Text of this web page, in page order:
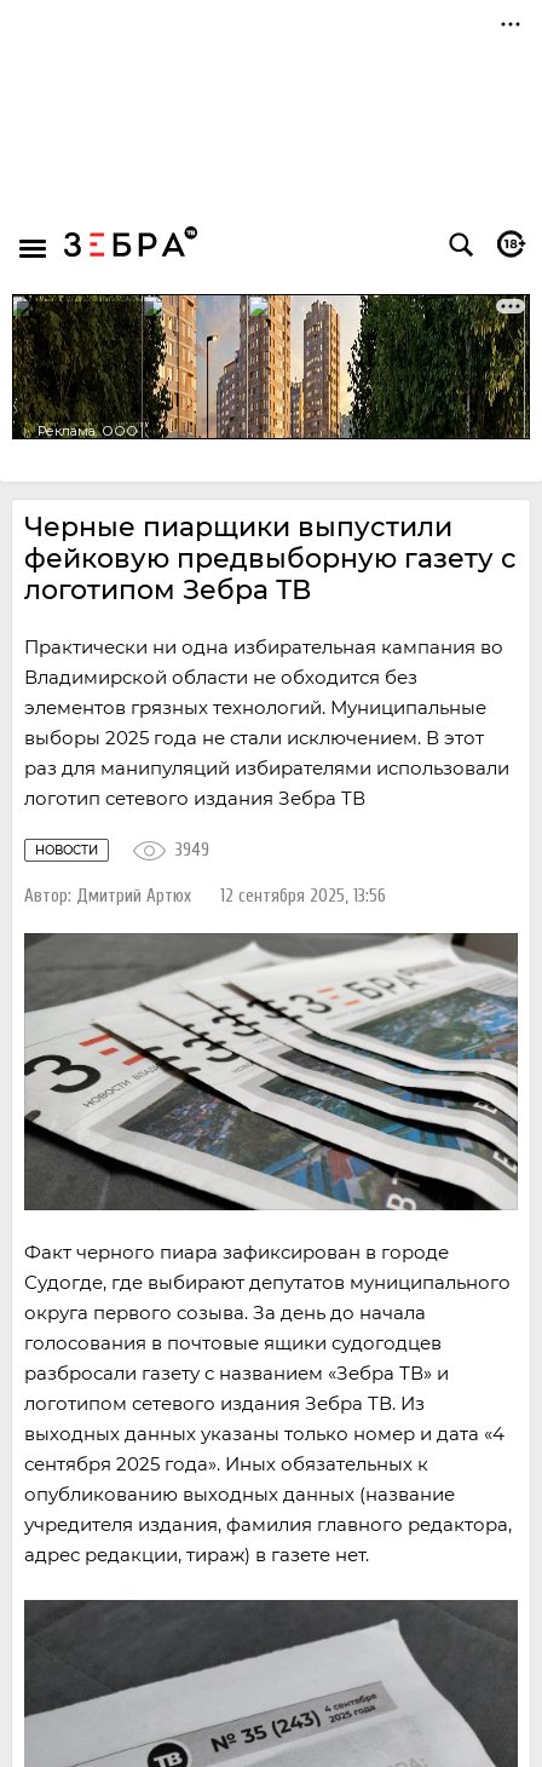
Черные пиарщики выпустили
фейковую предвыборную газету с
логотипом Зебра ТВ
Практически ни одна избирательная кампания во
Владимирской области не обходится без
элементов грязных технологий. Муниципальные
выборы 2025 года не стали исключением. В этот
раз для манипуляций избирателями использовали
логотип сетевого издания Зебра ТВ
НОВОСТИ
Автор: Дмитрий Артюх 12 сентября 2025, 13:56
3949
Факт черного пиара зафиксирован в городе
Судогде, где выбирают депутатов муниципального
округа первого созыва. За день до начала
голосования в почтовые ящики судогодцев
разбросали газету с названием «Зебра ТВ» и
логотипом сетевого издания Зебра ТВ. Из
выходных данных указаны только номер и дата «4
сентября 2025 года». Иных обязательных к
опубликованию выходных данных (название
учредителя издания, фамилия главного редактора,
адрес редакции, тираж) в газете нет.